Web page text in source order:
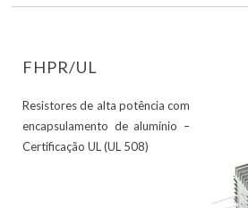
FHPR/UL
Resistores de alta potência com
encapsulamento de alumínio –
Certificação UL (UL 508)